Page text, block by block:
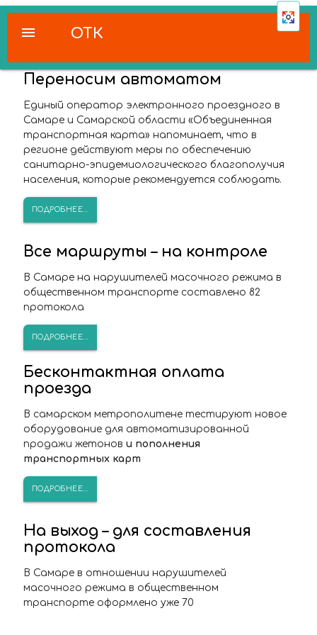
ОТК
menu
Переносим автоматом
Единый оператор электронного проездного в
Самаре и Самарской области «Объединенная
транспортная карта» напоминает, что в
регионе действуют меры по обеспечению
санитарно-эпидемиологического благополучия
населения, которые рекомендуется соблюдать.
ПОДРОБНЕЕ...
Все маршруты – на контроле
В Самаре на нарушителей масочного режима в
общественном транспорте составлено 82
протокола
ПОДРОБНЕЕ...
Бесконтактная оплата
проезда
В самарском метрополитене тестируют новое
оборудование для автоматизированной
продажи жетонов и пополнения
транспортных карт
ПОДРОБНЕЕ...
На выход – для составления
протокола
В Самаре в отношении нарушителей
масочного режима в общественном
транспорте оформлено уже 70